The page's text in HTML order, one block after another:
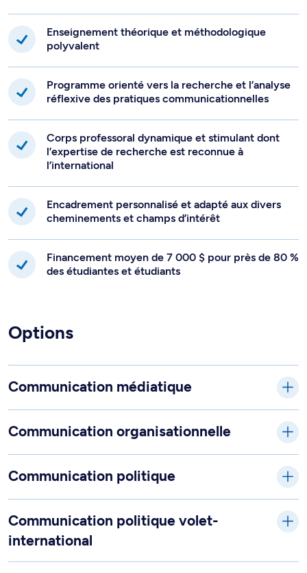
Enseignement théorique et méthodologique
polyvalent
Programme orienté vers la recherche et l’analyse
réflexive des pratiques communicationnelles
Corps professoral dynamique et stimulant dont
l’expertise de recherche est reconnue à
l’international
Encadrement personnalisé et adapté aux divers
cheminements et champs d’intérêt
Financement moyen de 7 000 $ pour près de 80 %
des étudiantes et étudiants
Options
Communication médiatique
Communication organisationnelle
Communication politique
Communication politique volet-
international